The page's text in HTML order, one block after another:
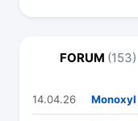
FORUM (153)
14.04.26 Monoxyl